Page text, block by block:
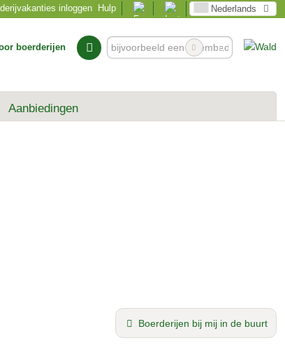
inloggen Hulp Nederlands
boerderijen
Aanbiedingen
Boerderijen bij mij in de buurt